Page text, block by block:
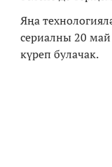
Яңа
сериалны 20
күреп булачак.